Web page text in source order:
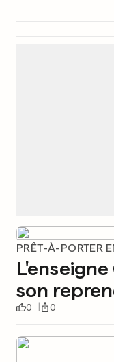
PRÊT-À-PORTER
son
0 0